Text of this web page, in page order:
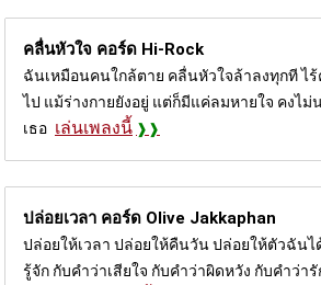
คลื่นหัวใจ คอร์ด Hi-Rock
ฉันเหมือนคนใกล้ตาย คลื่นหัวใจล้าลงทุกที ไร้
ไป แม้ร่างกายยังอยู่ แต่ก็มีแค่ลมหายใจ คงไม่
เธอ เล่นเพลงนี้
ปล่อยเวลา คอร์ด Olive Jakkaphan
ปล่อยให้เวลา ปล่อยให้คืนวัน ปล่อยให้ตัวฉัน
รู้จัก กับคำว่าเสียใจ กับคำว่าผิดหวัง กับคำว่า